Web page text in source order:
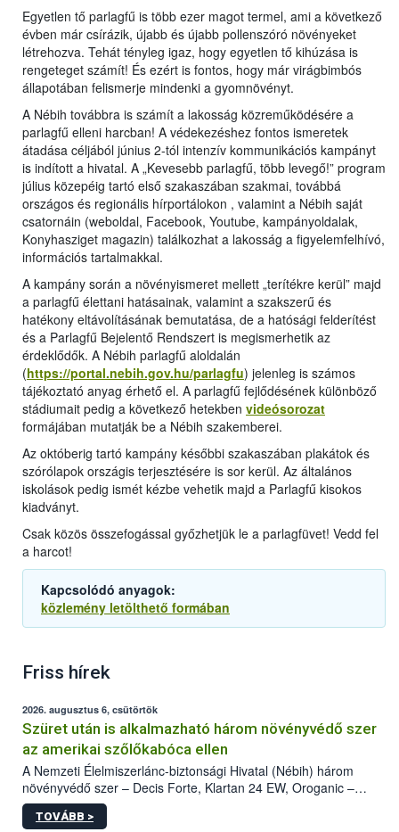
Egyetlen tő parlagfű is több ezer magot termel, ami a következő
évben már csírázik, újabb és újabb pollenszóró növényeket
létrehozva. Tehát tényleg igaz, hogy egyetlen tő kihúzása is
rengeteget számít! És ezért is fontos, hogy már virágbimbós
állapotában felismerje mindenki a gyomnövényt.
A Nébih továbbra is számít a lakosság közreműködésére a
parlagfű elleni harcban! A védekezéshez fontos ismeretek
átadása céljából június 2-tól intenzív kommunikációs kampányt
is indított a hivatal. A „Kevesebb parlagfű, több levegő!” program
július közepéig tartó első szakaszában szakmai, továbbá
országos és regionális hírportálokon , valamint a Nébih saját
csatornáin (weboldal, Facebook, Youtube, kampányoldalak,
Konyhasziget magazin) találkozhat a lakosság a figyelemfelhívó,
információs tartalmakkal.
A kampány során a növényismeret mellett „terítékre kerül” majd
a parlagfű élettani hatásainak, valamint a szakszerű és
hatékony eltávolításának bemutatása, de a hatósági felderítést
és a Parlagfű Bejelentő Rendszert is megismerhetik az
érdeklődők. A Nébih parlagfű aloldalán
(https://portal.nebih.gov.hu/parlagfu) jelenleg is számos
tájékoztató anyag érhető el. A parlagfű fejlődésének különböző
stádiumait pedig a következő hetekben videósorozat
formájában mutatják be a Nébih szakemberei.
Az októberig tartó kampány későbbi szakaszában plakátok és
szórólapok országis terjesztésére is sor kerül. Az általános
iskolások pedig ismét kézbe vehetik majd a Parlagfű kisokos
kiadványt.
Csak közös összefogással győzhetjük le a parlagfüvet! Vedd fel
a harcot!
Kapcsolódó anyagok:
közlemény letölthető formában
Friss hírek
2026. augusztus 6, csütörtök
Szüret után is alkalmazható három növényvédő szer
az amerikai szőlőkabóca ellen
A Nemzeti Élelmiszerlánc-biztonsági Hivatal (Nébih) három
növényvédő szer – Decis Forte, Klartan 24 EW, Oroganic –
engedélyokiratát módosította, így azok a szüretet követően,
egészen a vesszőérettség (BBCH 91) stádiumáig
TOVÁBB >